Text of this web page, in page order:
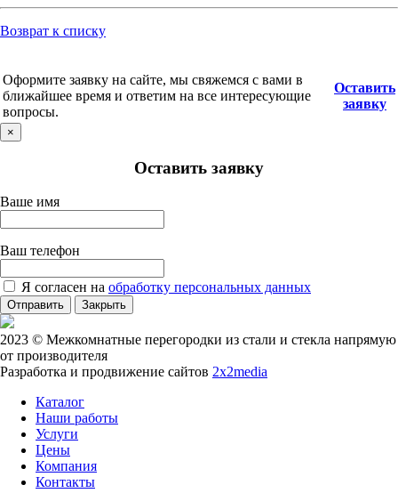
Возврат к списку
Оформите заявку на сайте, мы свяжемся с вами в
ближайшее время и ответим на все интересующие
вопросы.
Оставить
заявку
×
Оставить заявку
Ваше имя
Ваш телефон
Я согласен на обработку персональных данных
Отправить Закрыть
2023 © Межкомнатные перегородки из стали и стекла напрямую
от производителя
Разработка и продвижение сайтов 2x2media
Каталог
Наши работы
Услуги
Цены
Компания
Контакты